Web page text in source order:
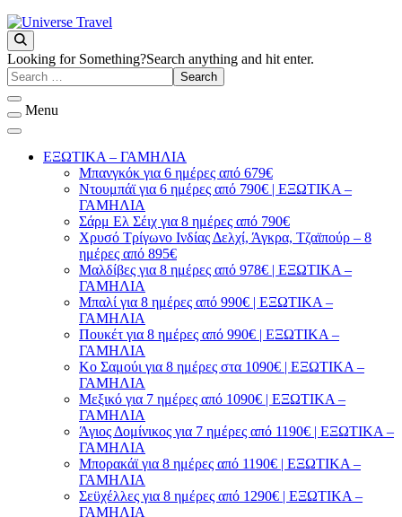
Universe Travel
You will love the way you travel
Looking for Something?Search anything and hit enter.
Menu
ΕΞΩΤΙΚΑ – ΓΑΜΗΛΙΑ
Μπανγκόκ για 6 ημέρες από 679€
Ντουμπάϊ για 6 ημέρες από 790€ | ΕΞΩΤΙΚΑ –
ΓΑΜΗΛΙΑ
Σάρμ Ελ Σέιχ για 8 ημέρες από 790€
Χρυσό Τρίγωνο Ινδίας Δελχί, Άγκρα, Τζαϊπούρ – 8
ημέρες από 895€
Μαλδίβες για 8 ημέρες από 978€ | ΕΞΩΤΙΚΑ –
ΓΑΜΗΛΙΑ
Μπαλί για 8 ημέρες από 990€ | ΕΞΩΤΙΚΑ –
ΓΑΜΗΛΙΑ
Πουκέτ για 8 ημέρες από 990€ | ΕΞΩΤΙΚΑ –
ΓΑΜΗΛΙΑ
Κο Σαμούι για 8 ημέρες στα 1090€ | ΕΞΩΤΙΚΑ –
ΓΑΜΗΛΙΑ
Μεξικό για 7 ημέρες από 1090€ | ΕΞΩΤΙΚΑ –
ΓΑΜΗΛΙΑ
Άγιος Δομίνικος για 7 ημέρες από 1190€ | ΕΞΩΤΙΚΑ –
ΓΑΜΗΛΙΑ
Μπορακάϊ για 8 ημέρες από 1190€ | ΕΞΩΤΙΚΑ –
ΓΑΜΗΛΙΑ
Σεϋχέλλες για 8 ημέρες από 1290€ | ΕΞΩΤΙΚΑ –
ΓΑΜΗΛΙΑ